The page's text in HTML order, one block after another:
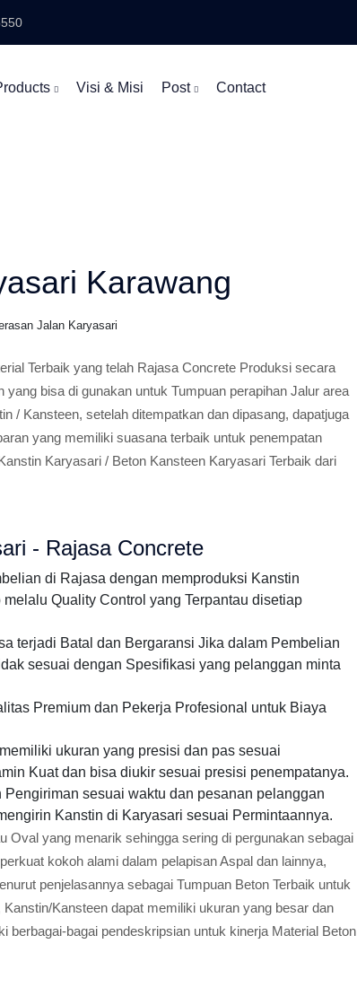
Visi & Misi Post Contact
Karawang
Jalan Karyasari
Terbaik yang telah Rajasa Concrete Produksi secara
bisa di gunakan untuk Tumpuan perapihan Jalur area
/ Kansteen, setelah ditempatkan dan dipasang, dapatjuga
yang memiliki suasana terbaik untuk penempatan
Karyasari / Beton Kansteen Karyasari Terbaik dari
- Rajasa Concrete
di Rajasa dengan memproduksi Kanstin
Quality Control yang Terpantau disetiap
terjadi Batal dan Bergaransi Jika dalam Pembelian
sesuai dengan Spesifikasi yang pelanggan minta
Premium dan Pekerja Profesional untuk Biaya
ukuran yang presisi dan pas sesuai
Kuat dan bisa diukir sesuai presisi penempatanya.
sesuai waktu dan pesanan pelanggan
Kanstin di Karyasari sesuai Permintaannya.
Oval yang menarik sehingga sering di pergunakan sebagai
kokoh alami dalam pelapisan Aspal dan lainnya,
penjelasannya sebagai Tumpuan Beton Terbaik untuk
Kansteen dapat memiliki ukuran yang besar dan
berbagai-bagai pendeskripsian untuk kinerja Material Beton